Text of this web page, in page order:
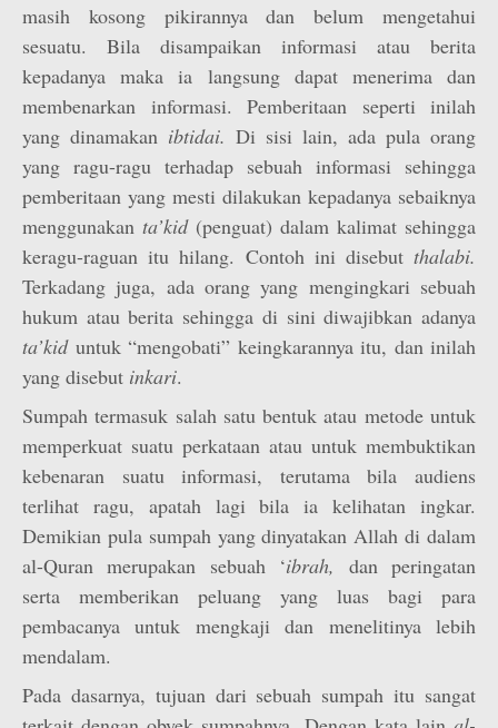
masih kosong pikirannya dan belum mengetahui
sesuatu. Bila disampaikan informasi atau berita
kepadanya maka ia langsung dapat menerima dan
membenarkan informasi. Pemberitaan seperti inilah
yang dinamakan ibtidai. Di sisi lain, ada pula orang
yang ragu-ragu terhadap sebuah informasi sehingga
pemberitaan yang mesti dilakukan kepadanya sebaiknya
menggunakan ta’kid(penguat) dalam kalimat sehingga
keragu-raguan itu hilang. Contoh ini disebut thalabi.
Terkadang juga, ada orang yang mengingkari sebuah
hukum atau berita sehingga di sini diwajibkan adanya
ta’kiduntuk “mengobati” keingkarannya itu, dan inilah
yang disebut inkari.
Sumpah termasuk salah satu bentuk atau metode untuk
memperkuat suatu perkataan atau untuk membuktikan
kebenaran suatu informasi, terutama bila audiens
terlihat ragu, apatah lagi bila ia kelihatan ingkar.
Demikian pula sumpah yang dinyatakan Allah di dalam
al-Quran merupakan sebuah ‘ibrah, dan peringatan
serta memberikan peluang yang luas bagi para
pembacanya untuk mengkaji dan menelitinya lebih
mendalam.
Pada dasarnya, tujuan dari sebuah sumpah itu sangat